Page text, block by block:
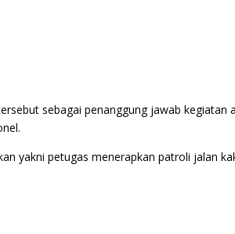
sebagai penanggung jawab kegiatan
yakni petugas menerapkan patroli jalan